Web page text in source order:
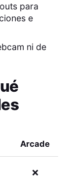
para
e
ni de
Arcade
❌